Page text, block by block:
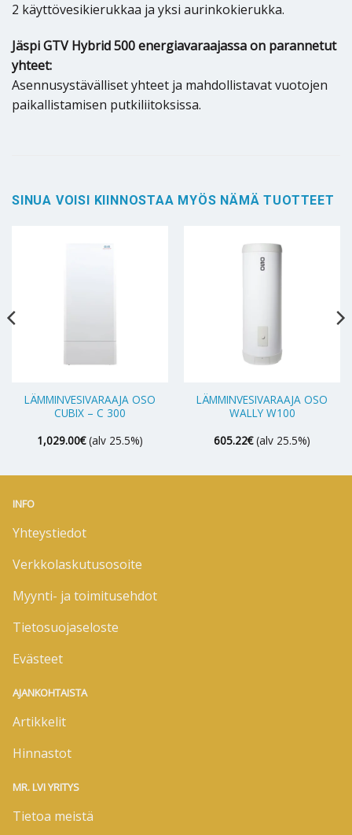
2 käyttövesikierukkaa ja yksi aurinkokierukka.
Jäspi GTV Hybrid 500 energiavaraajassa on parannetut
yhteet:
Asennusystävälliset yhteet ja mahdollistavat vuotojen
paikallistamisen putkiliitoksissa.
SINUA VOISI KIINNOSTAA MYÖS NÄMÄ TUOTTEET
LÄMMINVESIVARAAJA OSO
CUBIX – C 300
1,029.00€ (alv 25.5%)
LÄMMINVESIVARAAJA OSO
WALLY W100
605.22€ (alv 25.5%)
INFO
Yhteystiedot
Verkkolaskutusosoite
Myynti- ja toimitusehdot
Tietosuojaseloste
Evästeet
AJANKOHTAISTA
Artikkelit
Hinnastot
MR. LVI YRITYS
Tietoa meistä